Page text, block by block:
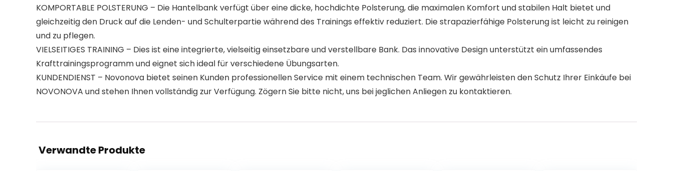
KOMPORTABLE POLSTERUNG – Die Hantelbank verfügt über eine dicke, hochdichte Polsterung, die maximalen Komfort und stabilen Halt bietet und
gleichzeitig den Druck auf die Lenden- und Schulterpartie während des Trainings effektiv reduziert. Die strapazierfähige Polsterung ist leicht zu reinigen
und zu pflegen.
VIELSEITIGES TRAINING – Dies ist eine integrierte, vielseitig einsetzbare und verstellbare Bank. Das innovative Design unterstützt ein umfassendes
Krafttrainingsprogramm und eignet sich ideal für verschiedene Übungsarten.
KUNDENDIENST – Novonova bietet seinen Kunden professionellen Service mit einem technischen Team. Wir gewährleisten den Schutz Ihrer Einkäufe bei
NOVONOVA und stehen Ihnen vollständig zur Verfügung. Zögern Sie bitte nicht, uns bei jeglichen Anliegen zu kontaktieren.
Verwandte Produkte